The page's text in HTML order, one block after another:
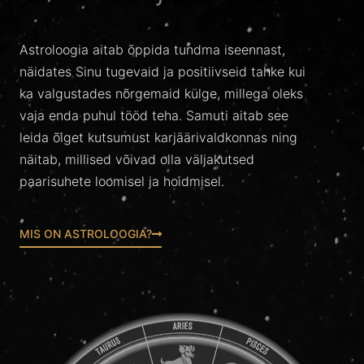
Astroloogia aitab õppida tundma iseennast,
näidates Sinu tugevaid ja positiivseid tahke kui
ka valgustades nõrgemaid külge, millega oleks
vaja enda puhul tööd teha. Samuti aitab see
leida õiget kutsumust karjäärivaldkonnas ning
näitab, millised võivad olla väljakutsed
paarisuhete loomisel ja hoidmisel.
MIS ON ASTROLOOGIA?